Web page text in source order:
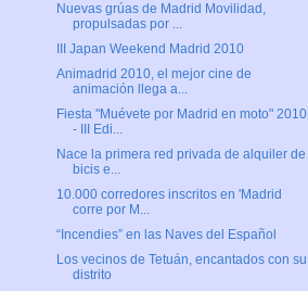
Nuevas grúas de Madrid Movilidad,
propulsadas por ...
III Japan Weekend Madrid 2010
Animadrid 2010, el mejor cine de
animación llega a...
Fiesta "Muévete por Madrid en moto" 2010
- III Edi...
Nace la primera red privada de alquiler de
bicis e...
10.000 corredores inscritos en 'Madrid
corre por M...
“Incendies” en las Naves del Español
Los vecinos de Tetuán, encantados con su
distrito